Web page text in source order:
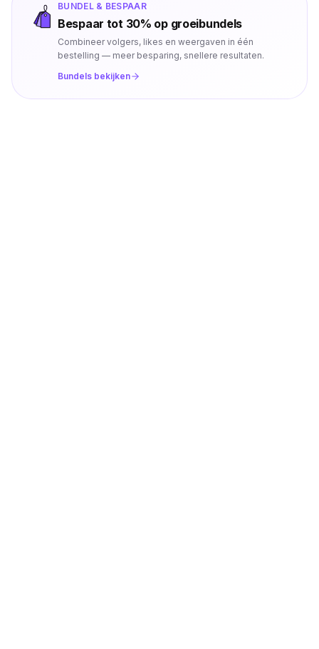
BUNDEL & BESPAAR
Bespaar tot 30% op groeibundels
Combineer volgers, likes en weergaven in één
bestelling — meer besparing, snellere resultaten.
Bundels bekijken